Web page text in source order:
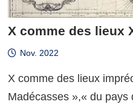
X comme des lieux
Nov. 2022
X comme des lieux
Madécasses »,« du